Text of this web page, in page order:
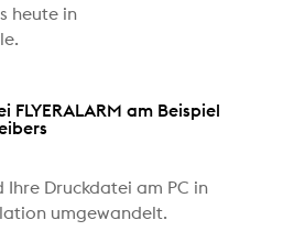
heute in
FLYERALARM am Beispiel
Ihre Druckdatei am PC in
umgewandelt.